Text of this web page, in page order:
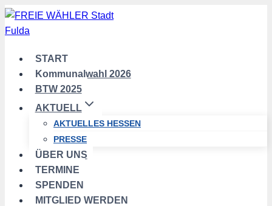
Zum
Inhalt
START
Kommunalwahl 2026
BTW 2025
AKTUELL
AKTUELLES HESSEN
PRESSE
ÜBER UNS
TERMINE
SPENDEN
MITGLIED WERDEN